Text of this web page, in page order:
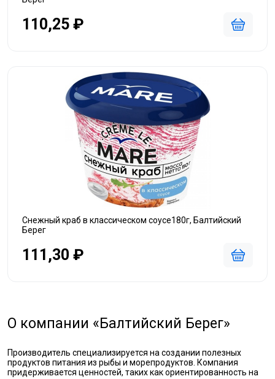
110,25 ₽
Снежный краб в классическом соусе180г, Балтийский
Берег
111,30 ₽
О компании «Балтийский Берег»
Производитель специализируется на создании полезных
продуктов питания из рыбы и морепродуктов. Компания
придерживается ценностей, таких как ориентированность на